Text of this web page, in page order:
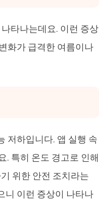
타나는데요. 이런 증상
화가 급격한 여름이나
저하입니다. 앱 실행 속
. 특히 온도 경고로 인해
위한 안전 조치라는
니 이런 증상이 나타나